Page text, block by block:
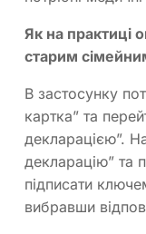
Як на практиці
старим
В застосунку
картка” та
декларацією”.
декларацію” та
підписати
вибравши